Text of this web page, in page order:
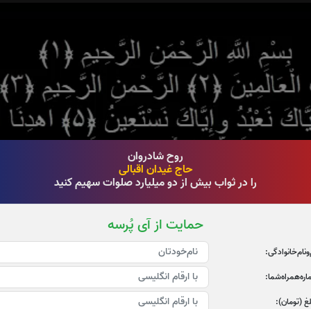
روح شادروان
حاج غیدان اقبالی
را در ثواب بیش از دو میلیارد صلوات سهیم کنید
حمایت از آی پُرسه
(تومان):